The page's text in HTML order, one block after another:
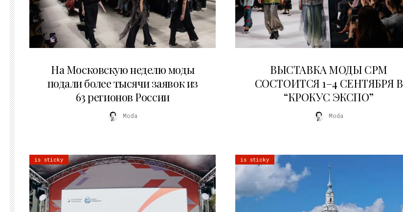
На Московскую неделю моды
подали более тысячи заявок из
63 регионов России
Moda
ВЫСТАВКА МОДЫ CPM
СОСТОИТСЯ 1–4 СЕНТЯБРЯ В
“КРОКУС ЭКСПО”
Moda
is sticky is sticky